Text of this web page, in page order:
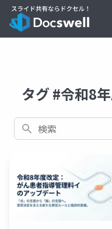
タグ #令和8
検索